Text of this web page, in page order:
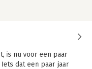
is nu voor een paar
dat een paar jaar